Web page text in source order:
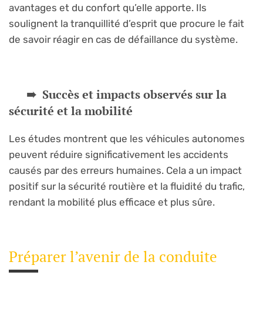
avantages et du confort qu’elle apporte. Ils
soulignent la tranquillité d’esprit que procure le fait
de savoir réagir en cas de défaillance du système.
Succès et impacts observés sur la
sécurité et la mobilité
Les études montrent que les véhicules autonomes
peuvent réduire significativement les accidents
causés par des erreurs humaines. Cela a un impact
positif sur la sécurité routière et la fluidité du trafic,
rendant la mobilité plus efficace et plus sûre.
Préparer l’avenir de la conduite